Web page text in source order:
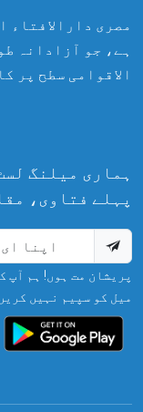
مصری دارالافتاء
ہے، جو آزادانہ
الاقوامی سطح پر
ہماری میلنگ
پہلے فتاوی،
پریشان مت ہوں! ہم آپ
میل کو سپیم نہیں